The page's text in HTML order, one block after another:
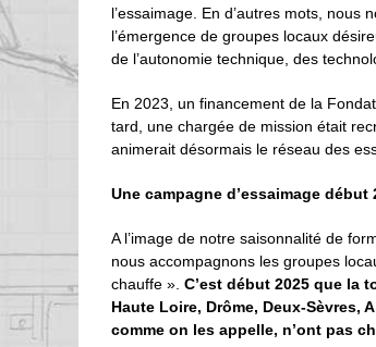
l’essaimage. En d’autres mots,
l’émergence de groupes locaux
de l’autonomie technique, des
En 2023, un financement de la
tard, une chargée de mission était
animerait désormais le réseau des
Une campagne d’essaimage début
A l’image de notre saisonnalité de
nous accompagnons les groupes
chauffe ». C’est début 2025 que la
Haute Loire, Drôme, Deux-Sèvres,
comme on les appelle, n’ont pas